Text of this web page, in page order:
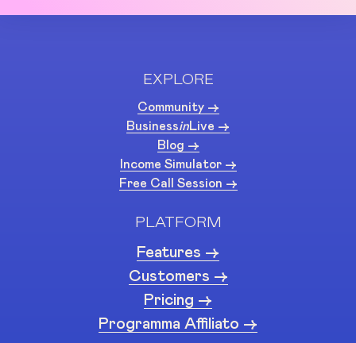
EXPLORE
Community ->
BusinessinLive ->
Blog ->
Income Simulator ->
Free Call Session ->
PLATFORM
Features ->
Customers ->
Pricing ->
Programma Affiliato ->